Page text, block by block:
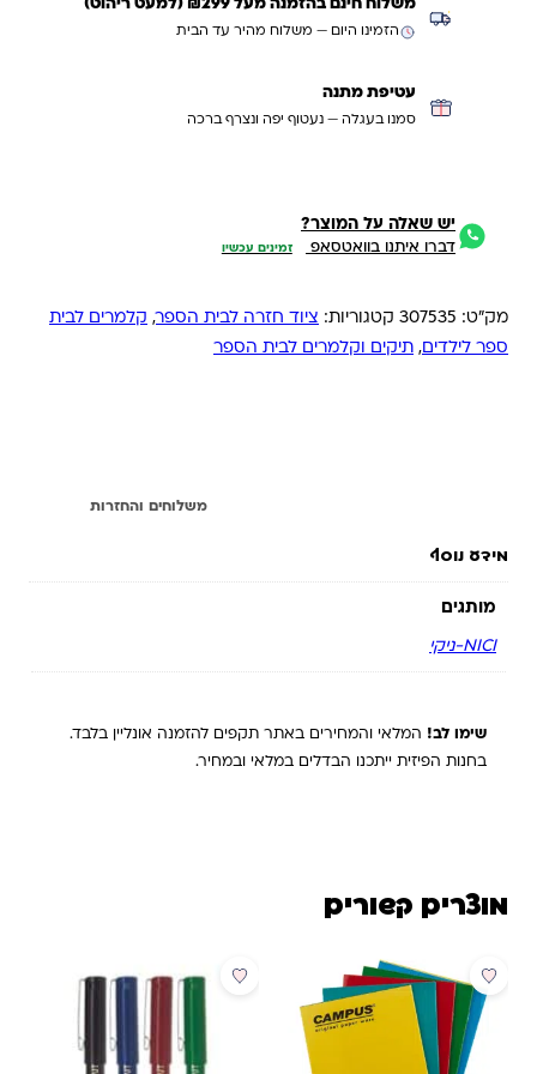
משלוח חינם בהזמנה מעל ₪299 (למעט ריהוט)
הזמינו היום — משלוח מהיר עד הבית
עטיפת מתנה
סמנו בעגלה — נעטוף יפה ונצרף ברכה
יש שאלה על המוצר?
דברו איתנו בוואטסאפ זמינים עכשיו
מק"ט: 307535 קטגוריות: ציוד חזרה לבית הספר, קלמרים לבית
ספר לילדים, תיקים וקלמרים לבית הספר
משלוחים והחזרות
מידע נוסף
מותגים
NICI-ניקי
שימו לב! המלאי והמחירים באתר תקפים להזמנה אונליין בלבד.
בחנות הפיזית ייתכנו הבדלים במלאי ובמחיר.
מוצרים קשורים
מבצע מבצע